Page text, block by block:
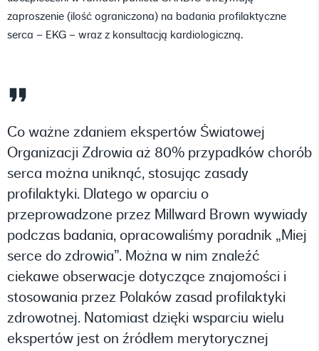
zaproszenie (ilość ograniczona) na badania profilaktyczne
serca – EKG – wraz z konsultacją kardiologiczną.
Co ważne zdaniem ekspertów Światowej
Organizacji Zdrowia aż 80% przypadków chorób
serca można uniknąć, stosując zasady
profilaktyki. Dlatego w oparciu o
przeprowadzone przez Millward Brown wywiady
podczas badania, opracowaliśmy poradnik „Miej
serce do zdrowia”. Można w nim znaleźć
ciekawe obserwacje dotyczące znajomości i
stosowania przez Polaków zasad profilaktyki
zdrowotnej. Natomiast dzięki wsparciu wielu
ekspertów jest on źródłem merytorycznej